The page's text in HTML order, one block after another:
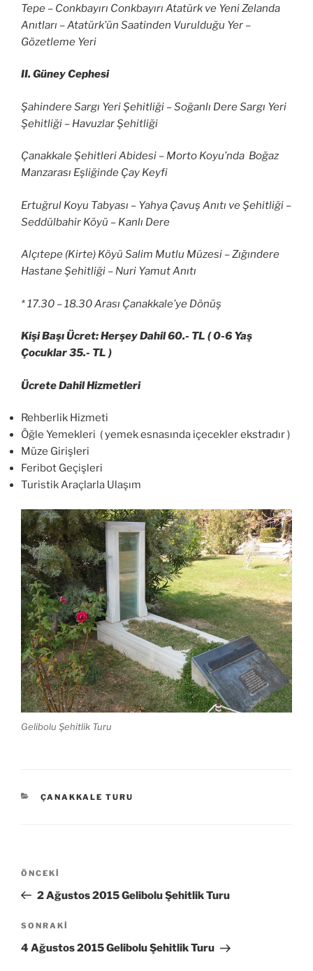
Tepe – Conkbayırı Conkbayırı Atatürk ve Yeni Zelanda
Anıtları – Atatürk’ün Saatinden Vurulduğu Yer –
Gözetleme Yeri
II. Güney Cephesi
Şahindere Sargı Yeri Şehitliği – Soğanlı Dere Sargı Yeri
Şehitliği – Havuzlar Şehitliği
Çanakkale Şehitleri Abidesi – Morto Koyu’nda Boğaz
Manzarası Eşliğinde Çay Keyfi
Ertuğrul Koyu Tabyası – Yahya Çavuş Anıtı ve Şehitliği –
Seddülbahir Köyü – Kanlı Dere
Alçıtepe (Kirte) Köyü Salim Mutlu Müzesi – Zığındere
Hastane Şehitliği – Nuri Yamut Anıtı
* 17.30 – 18.30 Arası Çanakkale’ye Dönüş
Kişi Başı Ücret: Herşey Dahil 60.- TL ( 0-6 Yaş
Çocuklar 35.- TL )
Ücrete Dahil Hizmetleri
Rehberlik Hizmeti
Öğle Yemekleri ( yemek esnasında içecekler ekstradır )
Müze Girişleri
Feribot Geçişleri
Turistik Araçlarla Ulaşım
Gelibolu Şehitlik Turu
KATEGORILER
ÇANAKKALE TURU
Yazı
Önceki
Yazı
ÖNCEKI
2 Ağustos 2015 Gelibolu Şehitlik Turu
Sonraki
Yazı
SONRAKI
4 Ağustos 2015 Gelibolu Şehitlik Turu